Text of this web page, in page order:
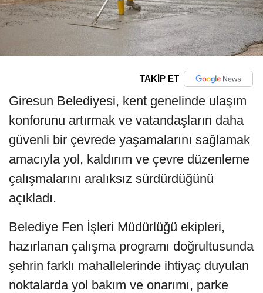
TAKİP ET
Giresun Belediyesi, kent genelinde ulaşım
konforunu artırmak ve vatandaşların daha
güvenli bir çevrede yaşamalarını sağlamak
amacıyla yol, kaldırım ve çevre düzenleme
çalışmalarını aralıksız sürdürdüğünü
açıkladı.
Belediye Fen İşleri Müdürlüğü ekipleri,
hazırlanan çalışma programı doğrultusunda
şehrin farklı mahallelerinde ihtiyaç duyulan
noktalarda yol bakım ve onarımı, parke